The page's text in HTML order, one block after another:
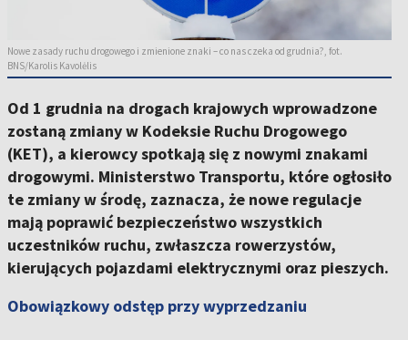
Nowe zasady ruchu drogowego i zmienione znaki – co nas czeka od grudnia?, fot.
BNS/Karolis Kavolėlis
Od 1 grudnia na drogach krajowych wprowadzone
zostaną zmiany w Kodeksie Ruchu Drogowego
(KET), a kierowcy spotkają się z nowymi znakami
drogowymi. Ministerstwo Transportu, które ogłosiło
te zmiany w środę, zaznacza, że nowe regulacje
mają poprawić bezpieczeństwo wszystkich
uczestników ruchu, zwłaszcza rowerzystów,
kierujących pojazdami elektrycznymi oraz pieszych.
Obowiązkowy odstęp przy wyprzedzaniu